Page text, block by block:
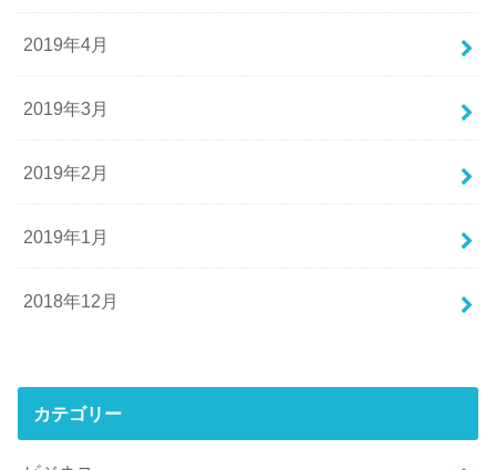
2019年4月
2019年3月
2019年2月
2019年1月
2018年12月
カテゴリー